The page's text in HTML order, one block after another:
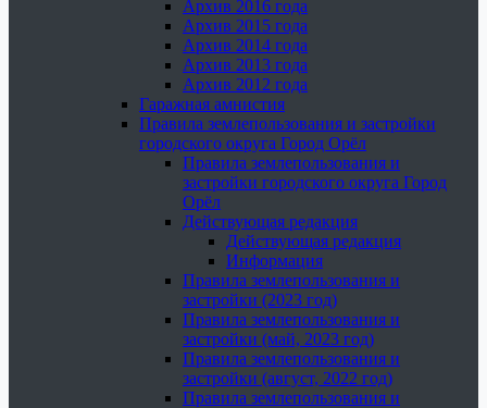
Архив 2016 года
Архив 2015 года
Архив 2014 года
Архив 2013 года
Архив 2012 года
Гаражная амнистия
Правила землепользования и застройки
городского округа Город Орёл
Правила землепользования и
застройки городского округа Город
Орёл
Действующая редакция
Действующая редакция
Информация
Правила землепользования и
застройки (2023 год)
Правила землепользования и
застройки (май, 2023 год)
Правила землепользования и
застройки (август, 2022 год)
Правила землепользования и